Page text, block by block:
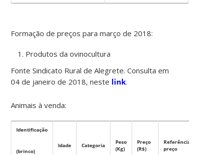
Formação de preços para março de 2018:
Produtos da ovinocultura
Fonte Sindicato Rural de Alegrete. Consulta em
04 de janeiro de 2018, neste link.
Animais à venda:
Identificação
(brinco)
Idade Categoria
Peso
(Kg)
Preço
(R$)
Referência
preço